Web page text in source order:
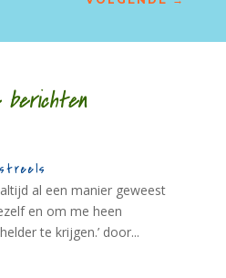
al een manier geweest
en om me heen
te krijgen.’ door...